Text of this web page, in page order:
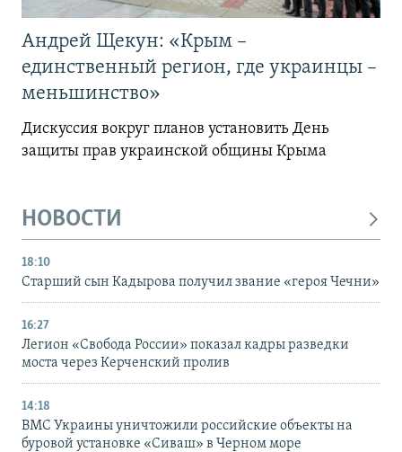
Андрей Щекун: «Крым –
единственный регион, где украинцы –
меньшинство»
Дискуссия вокруг планов установить День
защиты прав украинской общины Крыма
НОВОСТИ
18:10
Старший сын Кадырова получил звание «героя Чечни»
16:27
Легион «Свобода России» показал кадры разведки
моста через Керченский пролив
14:18
ВМС Украины уничтожили российские объекты на
буровой установке «Сиваш» в Черном море